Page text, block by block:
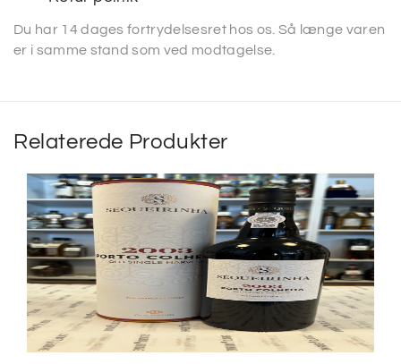
Du har 14 dages fortrydelsesret hos os. Så længe varen
er i samme stand som ved modtagelse.
Relaterede Produkter